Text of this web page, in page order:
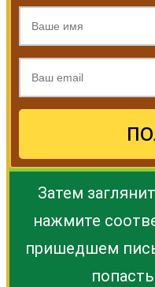
Затем
нажмите
пришедшем